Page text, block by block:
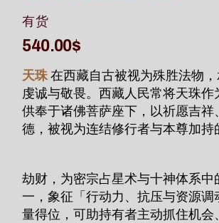
有货
540.00$
天珠 在西藏自古被视为殊胜法物
虔诚与敬畏。西藏人民常将天珠作
供奉于诸佛菩萨座下，以祈愿吉祥
德，被视为连结修行者与本尊加持
劫财，为密宗占星术与十神体系中
一，象征「行动力、抗压与资源调
量得位，可助持有者主动抓住机会